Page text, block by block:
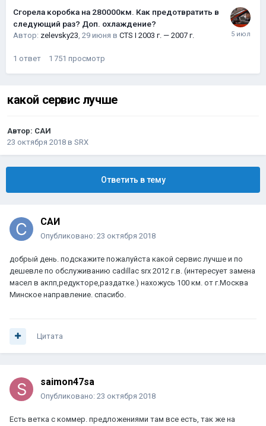
Сгорела коробка на 280000км. Как предотвратить в
следующий раз? Доп. охлаждение?
Автор: zelevsky23, 29 июня в CTS I 2003 г. — 2007 г.
1 ответ 1 751 просмотр
какой сервис лучше
Автор: САИ
23 октября 2018 в SRX
Ответить в тему
САИ
Опубликовано: 23 октября 2018
добрый день. подскажите пожалуйста какой сервис лучше и по
дешевле по обслуживанию cadillac srx 2012 г.в. (интересует замена
масел в акпп,редукторе,раздатке.) нахожусь 100 км. от г.Москва
Минское направление. спасибо.
Цитата
saimon47sa
Опубликовано: 23 октября 2018
Есть ветка с коммер. предложениями там все есть, так же на